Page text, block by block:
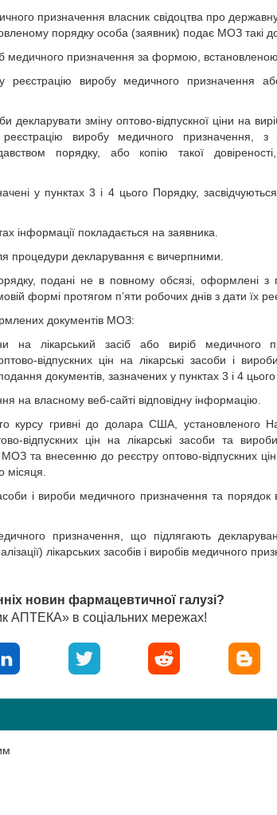
призначення власник свідоцтва про
порядку особа (заявник) подає МОЗ такі
медичного призначення за формою,
виробу медичного призначення
декларувати зміну оптово-відпускної ціни на
виробу медичного призначення, з
порядку, або копію такої довіреності,
у пунктах 3 і 4 цього Порядку, засвідчуються
інформації покладається на заявника.
процедури декларування є вичерпними.
подані не в повному обсязі, оформлені з
формі протягом п’яти робочих днів з дати їх
документів МОЗ:
на лікарський засіб або виріб медичного
відпускних цін на лікарські засоби і
документів, зазначених у пунктах 3 і 4
на власному веб-сайті відповідну інформацію.
курсу гривні до долара США, установленого
відпускних цін на лікарські засоби та
та внесенню до реєстру оптово-відпускних цін
місяця.
і вироби медичного призначення та
призначення, що підлягають
лікарських засобів і виробів медичного
новин фармацевтичної галузі?
АПТЕКА» в соціальних мережах!